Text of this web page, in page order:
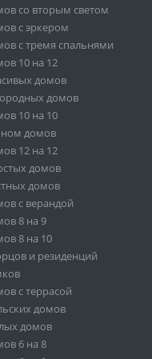
со вторым светом
с эркером
с тремя спальнями
10 на 12
домов
домов
10 на 10
домов
12 на 12
домов
домов
с верандой
8 на 9
8 на 10
и резиденций
с террасой
домов
домов
6 на 8